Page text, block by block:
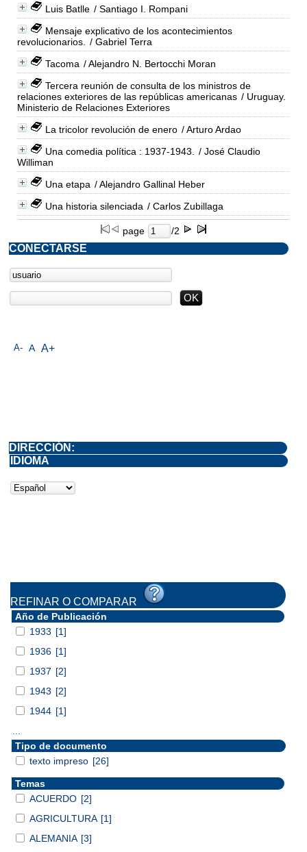
Luis Batlle / Santiago I. Rompani
Mensaje explicativo de los acontecimientos
revolucionarios.
/ Gabriel Terra
Tacoma / Alejandro N. Bertocchi Moran
Tercera reunión de consulta de los ministros de
relaciones exteriores de las repúblicas americanas / Uruguay.
Ministerio de Relaciones Exteriores
La tricolor revolución de enero / Arturo Ardao
Una comedia política : 1937-1943.
/ José Claudio
Williman
Una etapa / Alejandro Gallinal Heber
Una historia silenciada / Carlos Zubillaga
page /2
A- A A+
CONECTARSE
DIRECCIÓN:
IDIOMA
REFINAR O COMPARAR
Año de Publicación
1933 [1]
1936 [1]
1937 [2]
1943 [2]
1944 [1]
Tipo de documento
texto impreso [26]
Temas
ACUERDO [2]
AGRICULTURA [1]
ALEMANIA [3]